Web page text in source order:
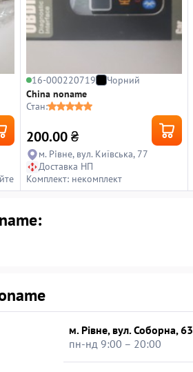
16-000220719
Чорний
China noname
Стан:
200.00 ₴
м. Рівне, вул. Київська, 77
Доставка НП
Комплект: некомплект
м. Рівне, вул. Соборна, 63
пн-нд 9:00 – 20:00